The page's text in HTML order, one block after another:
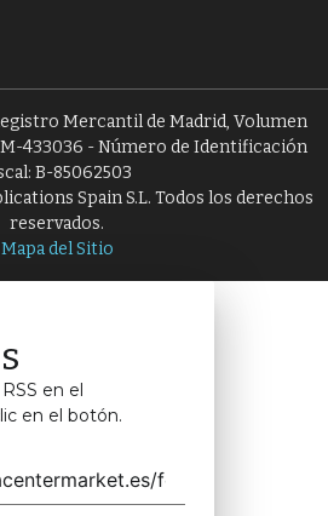
Mercantil de Madrid, Volumen
M-433036 - Número de Identificación
B-85062503
Spain S.L. Todos los derechos
reservados.
Mapa del Sitio
en el
en el botón.